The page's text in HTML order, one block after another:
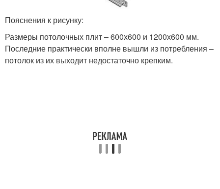
Пояснения к рисунку:
Размеры потолочных плит – 600х600 и 1200х600 мм.
Последние практически вполне вышли из потребления –
потолок из их выходит недостаточно крепким.